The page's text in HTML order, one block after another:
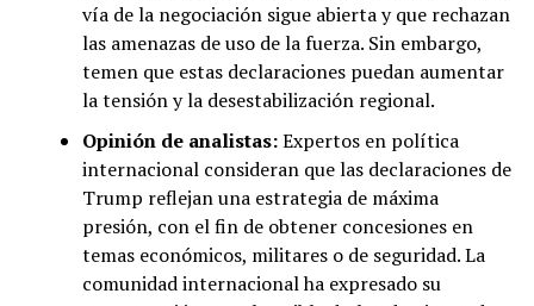
vía de la negociación sigue abierta y que rechazan
las amenazas de uso de la fuerza. Sin embargo,
temen que estas declaraciones puedan aumentar
la tensión y la desestabilización regional.
Opinión de analistas:Expertos en política
internacional consideran que las declaraciones de
Trump reflejan una estrategia de máxima
presión, con el fin de obtener concesiones en
temas económicos, militares o de seguridad. La
comunidad internacional ha expresado su